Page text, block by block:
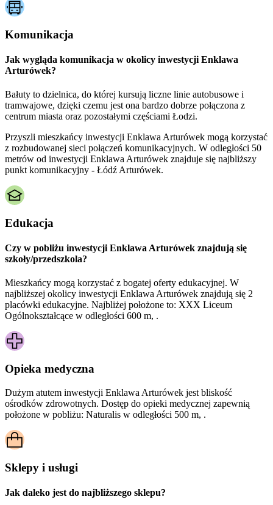
Komunikacja
Jak wygląda komunikacja w okolicy inwestycji Enklawa
Arturówek?
Bałuty to dzielnica, do której kursują liczne linie autobusowe i
tramwajowe, dzięki czemu jest ona bardzo dobrze połączona z
centrum miasta oraz pozostałymi częściami Łodzi.
Przyszli mieszkańcy inwestycji Enklawa Arturówek mogą korzystać
z rozbudowanej sieci połączeń komunikacyjnych. W odległości 50
metrów od inwestycji Enklawa Arturówek znajduje się najbliższy
punkt komunikacyjny - Łódź Arturówek.
Edukacja
Czy w pobliżu inwestycji Enklawa Arturówek znajdują się
szkoły/przedszkola?
Mieszkańcy mogą korzystać z bogatej oferty edukacyjnej. W
najbliższej okolicy inwestycji Enklawa Arturówek znajdują się 2
placówki edukacyjne. Najbliżej położone to: XXX Liceum
Ogólnokształcące w odległości 600 m, .
Opieka medyczna
Dużym atutem inwestycji Enklawa Arturówek jest bliskość
ośrodków zdrowotnych. Dostęp do opieki medycznej zapewnią
położone w pobliżu: Naturalis w odległości 500 m, .
Sklepy i usługi
Jak daleko jest do najbliższego sklepu?